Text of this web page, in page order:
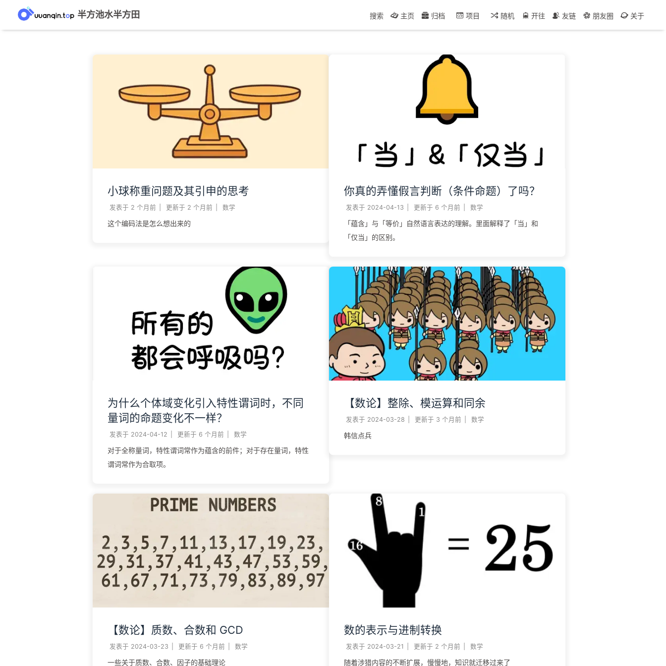
半方池水半方田 搜索 主页 归档 项目 随机 开往 友链 朋友圈 关于
小球称重问题及其引申的思考
发表于 2 个月前 更新于 2 个月前 数学
这个编码法是怎么想出来的
你真的弄懂假言判断（条件命题）了吗？
发表于 2024-04-13 更新于 6 个月前 数学
「蕴含」与「等价」自然语言表达的理解。里面解释了「当」和
「仅当」的区别。
为什么个体域变化引入特性谓词时，不同
量词的命题变化不一样？
发表于 2024-04-12 更新于 6 个月前 数学
对于全称量词，特性谓词常作为蕴含的前件；对于存在量词，特性
谓词常作为合取项。
【数论】整除、模运算和同余
发表于 2024-03-28 更新于 3 个月前 数学
韩信点兵
【数论】质数、合数和 GCD
发表于 2024-03-23 更新于 6 个月前 数学
一些关于质数、合数、因子的基础理论
数的表示与进制转换
发表于 2024-03-21 更新于 2 个月前 数学
随着涉猎内容的不断扩展，慢慢地，知识就迁移过来了